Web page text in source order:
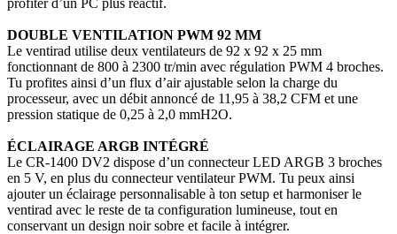
profiter d’un PC plus réactif.
DOUBLE VENTILATION PWM 92 MM
Le ventirad utilise deux ventilateurs de 92 x 92 x 25 mm
fonctionnant de 800 à 2300 tr/min avec régulation PWM 4 broches.
Tu profites ainsi d’un flux d’air ajustable selon la charge du
processeur, avec un débit annoncé de 11,95 à 38,2 CFM et une
pression statique de 0,25 à 2,0 mmH2O.
ÉCLAIRAGE ARGB INTÉGRÉ
Le CR-1400 DV2 dispose d’un connecteur LED ARGB 3 broches
en 5 V, en plus du connecteur ventilateur PWM. Tu peux ainsi
ajouter un éclairage personnalisable à ton setup et harmoniser le
ventirad avec le reste de ta configuration lumineuse, tout en
conservant un design noir sobre et facile à intégrer.